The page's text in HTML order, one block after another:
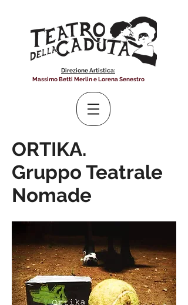
Direzione Artistica:
Massimo Betti Merlin e Lorena Senestro
ORTIKA.
Gruppo Teatrale
Nomade